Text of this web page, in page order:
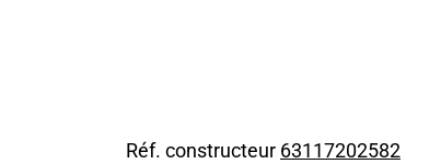
Réf. constructeur 63117202582